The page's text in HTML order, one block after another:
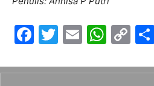
F
c
T
itt
E
ai
W
at
C
p